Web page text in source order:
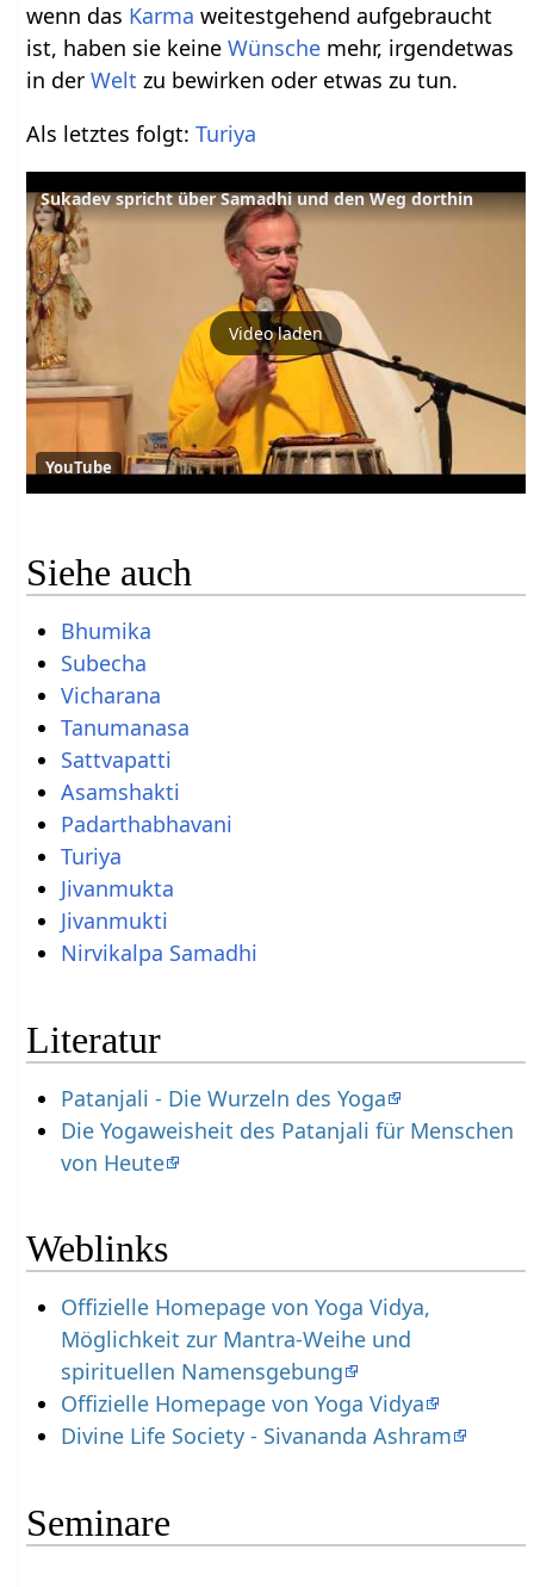
wenn das Karma weitestgehend aufgebraucht
ist, haben sie keineWünsche mehr, irgendetwas
in derWelt zu bewirken oder etwas zu tun.
Als letztes folgt:Turiya
Sukadev spricht über Samadhi und den Weg dorthin
Video laden
YouTube
Siehe auch
Bhumika
Subecha
Vicharana
Tanumanasa
Sattvapatti
Asamshakti
Padarthabhavani
Turiya
Jivanmukta
Jivanmukti
Nirvikalpa Samadhi
Literatur
Patanjali - Die Wurzeln des Yoga
Die Yogaweisheit des Patanjali für Menschen
von Heute
Weblinks
Offizielle Homepage von Yoga Vidya,
Möglichkeit zur Mantra-Weihe und
spirituellen Namensgebung
Offizielle Homepage von Yoga Vidya
Divine Life Society - Sivananda Ashram
Seminare